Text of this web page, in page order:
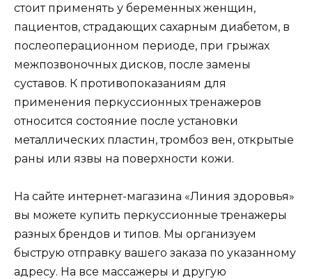
стоит применять у беременных женщин,
пациентов, страдающих сахарным диабетом, в
послеоперационном периоде, при грыжах
межпозвоночных дисков, после замены
суставов. К противопоказаниям для
применения перкуссионных тренажеров
относится состояние после установки
металлических пластин, тромбоз вен, открытые
раны или язвы на поверхности кожи.
На сайте интернет-магазина «Линия здоровья»
вы можете купить перкуссионные тренажеры
разных брендов и типов. Мы организуем
быструю отправку вашего заказа по указанному
адресу. На все массажеры и другую